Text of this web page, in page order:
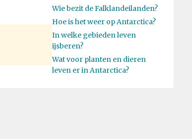
Wie bezit de Falklandeilanden?
Hoe is het weer op Antarctica?
In welke gebieden leven
ijsberen?
Wat voor planten en dieren
leven er in Antarctica?